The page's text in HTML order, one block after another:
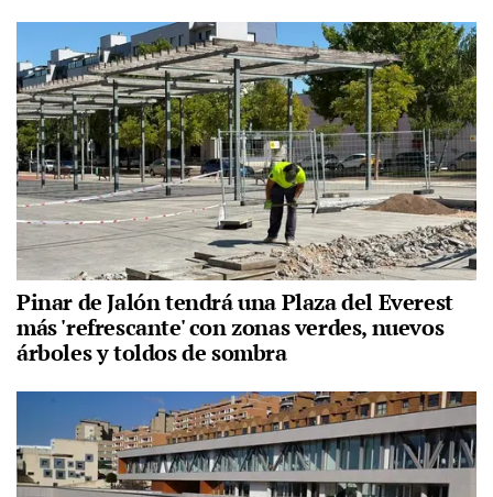
Pinar de Jalón tendrá una Plaza del Everest
más 'refrescante' con zonas verdes, nuevos
árboles y toldos de sombra